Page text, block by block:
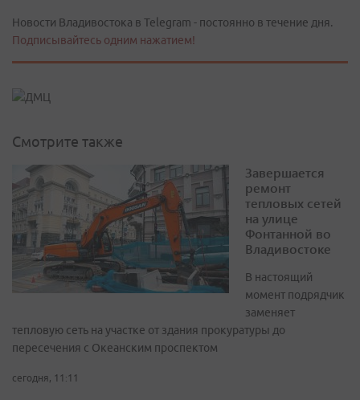
Новости Владивостока в Telegram - постоянно в течение дня.
Подписывайтесь одним нажатием!
Смотрите также
Завершается
ремонт
тепловых сетей
на улице
Фонтанной во
Владивостоке
В настоящий
момент подрядчик
заменяет
тепловую сеть на участке от здания прокуратуры до
пересечения с Океанским проспектом
сегодня, 11:11